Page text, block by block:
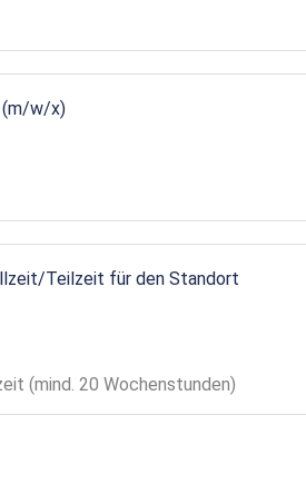
(m/w/x)
Teilzeit für den Standort
(mind. 20 Wochenstunden)